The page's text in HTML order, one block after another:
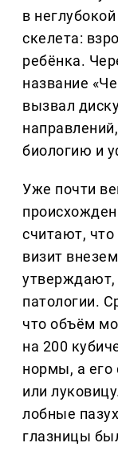
в
скелета:
ребёнка.
название
вызвал
биологию и
Уже почти
считают,
визит
утверждают,
патологии.
что объём
на 200
нормы, а
или
лобные
глазницы